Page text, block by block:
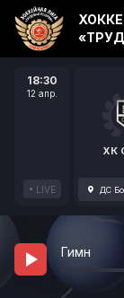
18:30
12 апр.
LIVE
ХК
ДС
Гимн